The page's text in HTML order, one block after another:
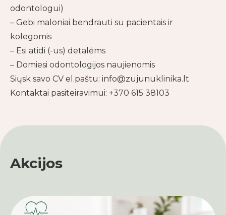
odontologui)
– Gebi maloniai bendrauti su pacientais ir
kolegomis
– Esi atidi (-us) detalėms
– Domiesi odontologijos naujienomis
Siųsk savo CV el.paštu: info@zujunuklinika.lt
Kontaktai pasiteiravimui: +370 615 38103
Akcijos